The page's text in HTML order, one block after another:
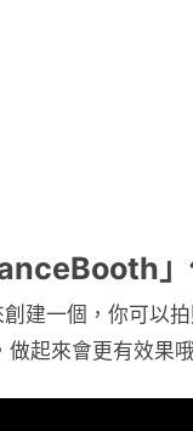
」
建一個，你可以
做起來會更有效果